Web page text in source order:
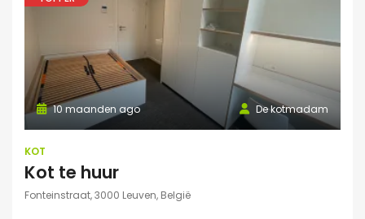
De kotmadam
10 maanden ago
KOT
Kot te huur
Fonteinstraat, 3000 Leuven, België